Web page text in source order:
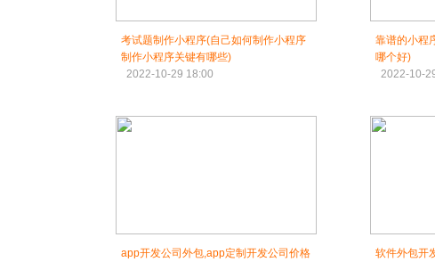
考试题制作小程序(自己如何制作小程序
制作小程序关键有哪些)
2022-10-29 18:00
靠谱的小程
哪个好)
2022-10-
app开发公司外包,app定制开发公司价格
软件外包开